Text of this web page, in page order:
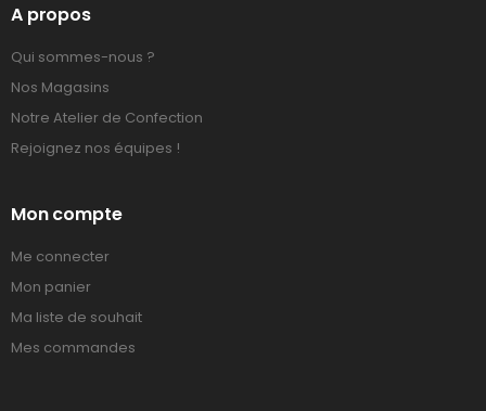
A propos
Qui sommes-nous ?
Nos Magasins
Notre Atelier de Confection
Rejoignez nos équipes !
Mon compte
Me connecter
Mon panier
Ma liste de souhait
Mes commandes